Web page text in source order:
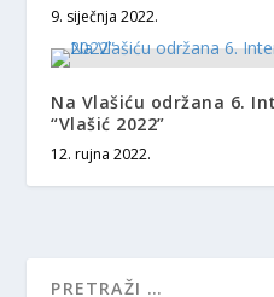
9. siječnja 2022.
Na Vlašiću održana 6.
“Vlašić 2022”
12. rujna 2022.